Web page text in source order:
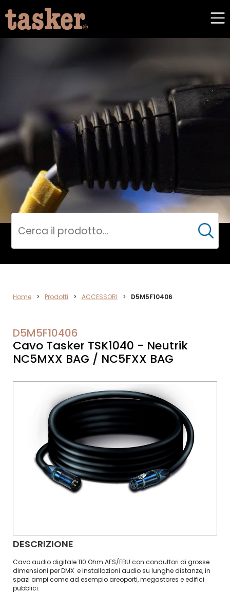
ACCESSORI
Cerca
Home > Prodotti > ACCESSORI > D5M5F10406
D5M5F10406
Cavo Tasker TSK1040 - Neutrik
NC5MXX BAG / NC5FXX BAG
DESCRIZIONE
Cavo audio digitale 110 Ohm AES/EBU con conduttori di grosse
dimensioni per DMX e installazioni audio su lunghe distanze, in
spazi ampi come ad esempio areoporti, megastores e edifici
pubblici.